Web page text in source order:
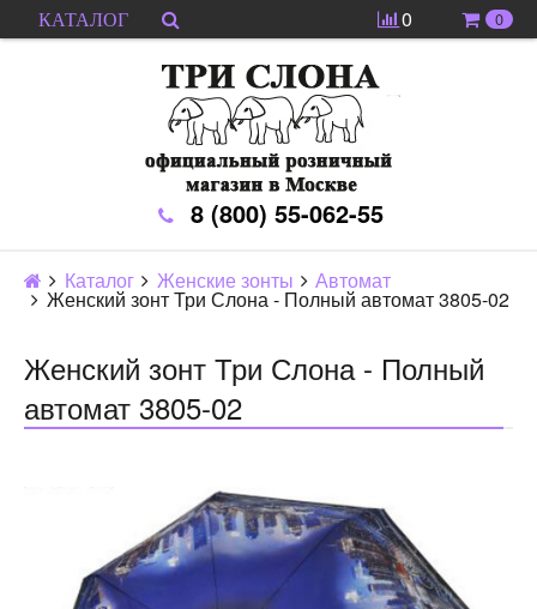
КАТАЛОГ 0 0
8 (800) 55-062-55
Каталог Женские зонты Автомат
Женский зонт Три Слона - Полный автомат 3805-02
Женский зонт Три Слона - Полный
автомат 3805-02